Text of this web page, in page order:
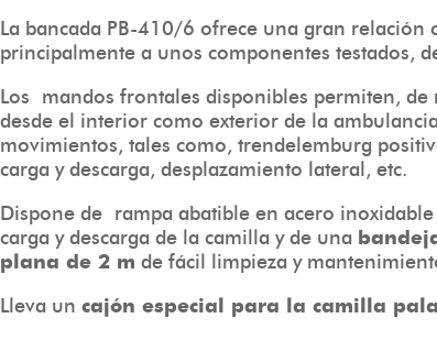
La bancada PB-410/6 ofrece una gran relación
principalmente a unos componentes testados,
Los mandos frontales disponibles permiten, de
desde el interior como exterior de la
movimientos, tales como, trendelemburg
carga y descarga, desplazamiento lateral, etc.
Dispone de rampa abatible en acero
carga y descarga de la camilla y de una
plana de 2 m de fácil limpieza y
Lleva un cajón especial para la camilla